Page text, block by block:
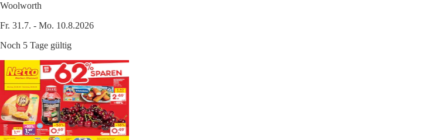
Woolworth
Fr. 31.7. - Mo. 10.8.2026
Noch 5 Tage gültig